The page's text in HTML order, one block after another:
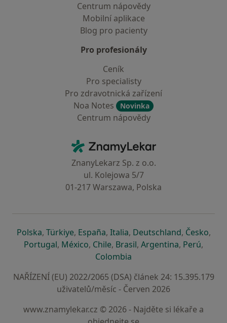
Centrum nápovědy
Mobilní aplikace
Blog pro pacienty
Pro profesionály
Ceník
Pro specialisty
Pro zdravotnická zařízení
Noa Notes
Novinka
Centrum nápovědy
ZnamyLekar - Hlavní stránka
ZnanyLekarz Sp. z o.o.
ul. Kolejowa 5/7
01-217 Warszawa, Polska
Polskase otevře v nové záložce
, Türkiyese otevře v nové záložce
, Españase otevře v nové záložce
, Italiase otevře v nové záložce
, Deutschlandse otevře v
, Českose
,
Portugalse otevře v nové záložce
, Méxicose otevře v nové záložce
, Chilese otevře v nové záložce
, Brasilse otevře v nové
, Argentinase otevře v
, Perúse
,
Colombia
NAŘÍZENÍ (EU) 2022/2065 (DSA) článek 24: 15.395.179
uživatelů/měsíc - Červen 2026
www.znamylekar.cz © 2026 - Najděte si lékaře a